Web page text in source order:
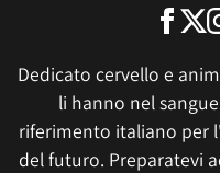
Dedicato cervello e
li hanno nel
riferimento italiano per
del futuro. Preparatevi